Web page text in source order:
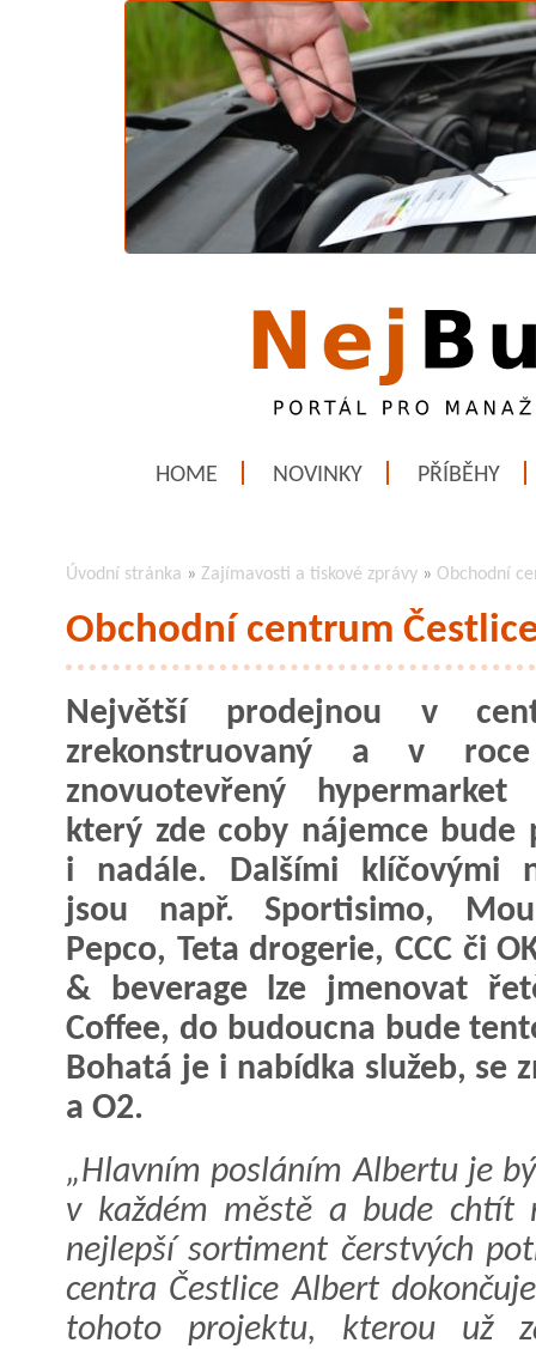
HOME NOVINKY PŘÍBĚHY
Úvodní stránka » Zajímavosti a tiskové zprávy » Obchodní
Obchodní centrum
Největší prodejnou v
zrekonstruovaný a v
znovuotevřený hypermarket
který zde coby nájemce bude
i nadále. Dalšími klíčovými
jsou např. Sportisimo,
Pepco, Teta drogerie, CCC či
& beverage lze jmenovat
Coffee, do budoucna bude
Bohatá je i nabídka služeb, se
a O2.
„Hlavním posláním Albertu je
v každém městě a bude chtít
nejlepší sortiment čerstvých
centra Čestlice Albert
tohoto projektu, kterou už